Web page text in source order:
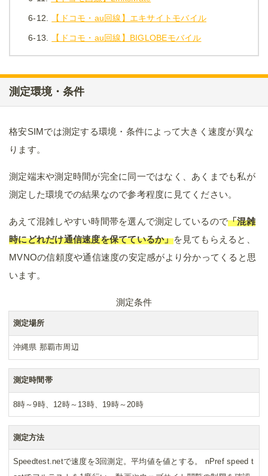
6-12. 【ドコモ・au回線】エキサイトモバイル
6-13. 【ドコモ・au回線】BIGLOBEモバイル
測定環境・条件
格安SIMでは測定する環境・条件によって大きく速度が異な
ります。
測定端末や測定時間が完全に同一ではなく、あくまでも私が
測定した環境での結果なので参考程度に見てください。
あえて混雑しやすい時間帯を選んで測定しているので「混雑
時にどれだけ通信速度を保てているか」を見てもらえると、
MVNOの信頼度や通信速度の安定感がより分かってくると思
います。
測定条件
測定場所
沖縄県 那覇市周辺
測定時間帯
8時～9時、12時～13時、19時～20時
測定方法
Speedtest.netで速度を3回測定。平均値を値とする。 nPref speed t